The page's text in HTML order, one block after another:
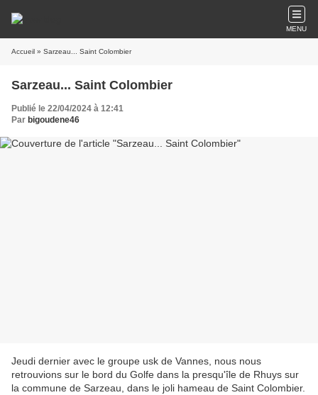
MENU
Accueil » Sarzeau... Saint Colombier
Sarzeau... Saint Colombier
Publié le 22/04/2024 à 12:41
Par bigoudene46
Jeudi dernier avec le groupe usk de Vannes, nous nous
retrouvions sur le bord du Golfe dans la presqu'île de Rhuys sur
la commune de Sarzeau, dans le joli hameau de Saint Colombier.